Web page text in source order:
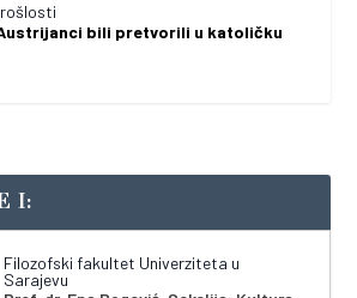
bili pretvorili u katoličku
I:
Filozofski fakultet Univerziteta u
Sarajevu